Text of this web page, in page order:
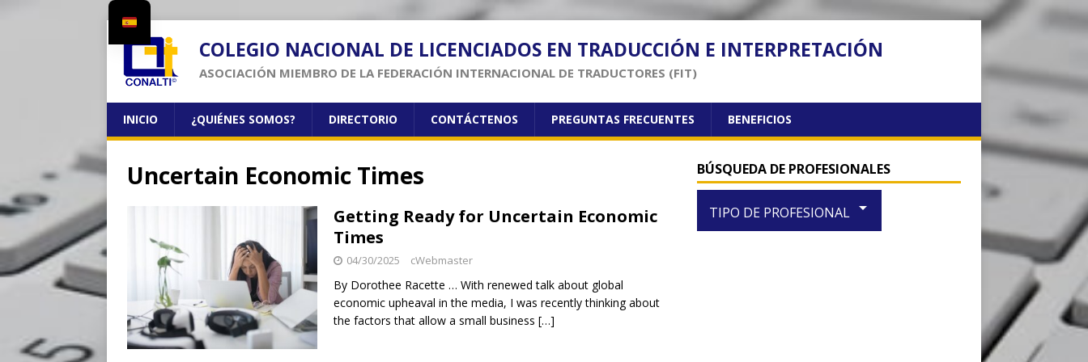
COLEGIO NACIONAL DE LICENCIADOS EN TRADUCCIÓN E INTERPRETACIÓN
ASOCIACIÓN MIEMBRO DE LA FEDERACIÓN INTERNACIONAL DE TRADUCTORES (FIT)
INICIO ¿QUIÉNES SOMOS? DIRECTORIO CONTÁCTENOS PREGUNTAS FRECUENTES BENEFICIOS
Uncertain Economic Times
Getting Ready for Uncertain Economic
Times
04/30/2025 cWebmaster
By Dorothee Racette … With renewed talk about global
economic upheaval in the media, I was recently thinking about
the factors that allow a small business […]
BÚSQUEDA DE PROFESIONALES
TIPO DE PROFESIONAL arrow_drop_down